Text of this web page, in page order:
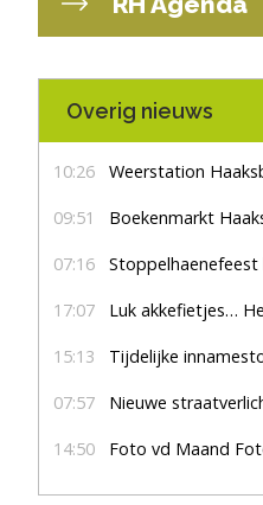
Overig nieuws
10:26 Weerstation
09:51 Boekenmarkt Haaksbergen
07:16 Stoppelhaenefeest
17:07 Luk akkefietjes…
15:13 Tijdelijke
07:57 Nieuwe
14:50 Foto vd Maand